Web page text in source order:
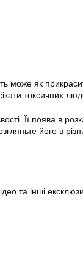
може як
токсичних
Її поява в
його в
та інші